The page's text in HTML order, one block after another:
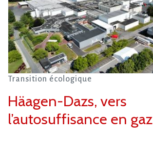
Transition écologique
Häagen-Dazs, vers
l’autosuffisance en gaz